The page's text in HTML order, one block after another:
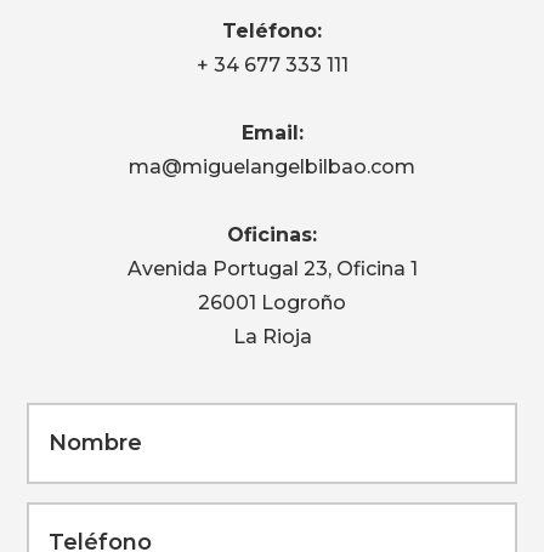
Teléfono:
+ 34 677 333 111
Email:
ma@miguelangelbilbao.com
Oficinas:
Avenida Portugal 23, Oficina 1
26001 Logroño
La Rioja